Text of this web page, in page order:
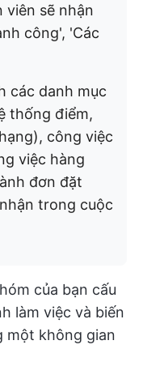
viên sẽ nhận
công', 'Các
các danh mục
thống điểm,
công việc
việc hàng
đơn đặt
trong cuộc
của bạn cấu
làm việc và biến
một không gian